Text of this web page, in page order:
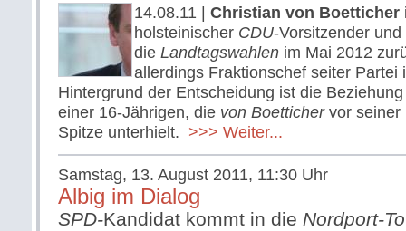
14.08.11 Christian von Boetticher
holsteinischer CDU-Vorsitzender
die Landtagswahlen im Mai 2012
allerdings Fraktionschef seiter Partei
Hintergrund der Entscheidung ist die
einer 16-Jährigen, die von Boettichervor seiner
Spitze unterhielt. >>> Weiter...
Samstag, 13. August 2011, 11:30 Uhr
Albig im Dialog
SPD-Kandidat kommt in die Nordport-